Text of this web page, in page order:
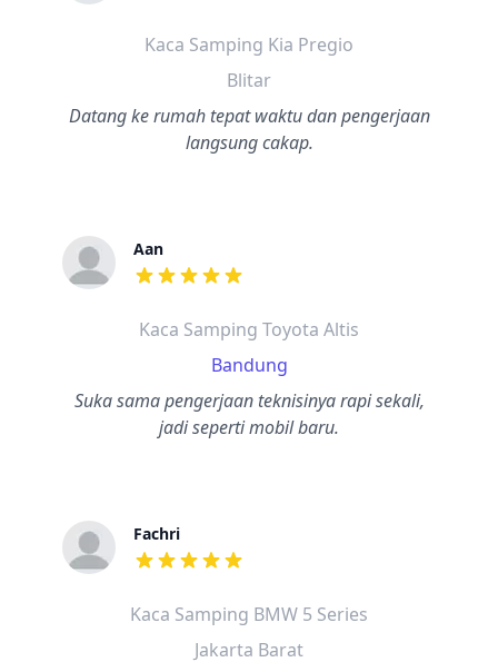
Kaca Samping Kia Pregio
Blitar
Datang ke rumah tepat waktu dan pengerjaan
langsung cakap.
Aan
dari ulasan adalah bintang lima
Kaca Samping Toyota Altis
Bandung
Suka sama pengerjaan teknisinya rapi sekali,
jadi seperti mobil baru.
Fachri
dari ulasan adalah bintang lima
Kaca Samping BMW 5 Series
Jakarta Barat